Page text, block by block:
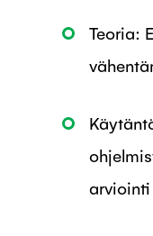
Teoria:
arviointi